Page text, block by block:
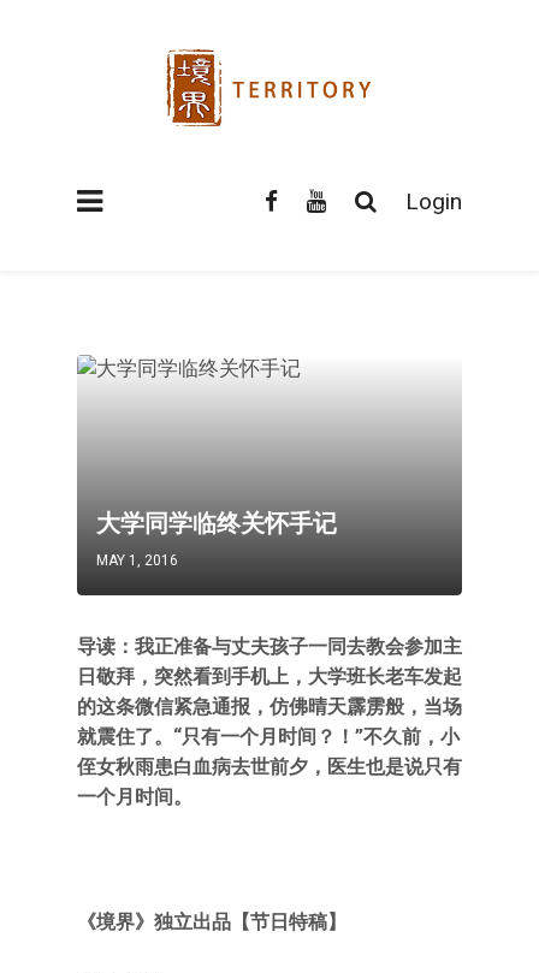
Login
大学同学临终关怀手记
MAY 1, 2016
导读：我正准备与丈夫孩子一同去教会参加主
日敬拜，突然看到手机上，大学班长老车发起
的这条微信紧急通报，仿佛晴天霹雳般，当场
就震住了。“只有一个月时间？！”不久前，小
侄女秋雨患白血病去世前夕，医生也是说只有
一个月时间。
《境界》独立出品【节日特稿】